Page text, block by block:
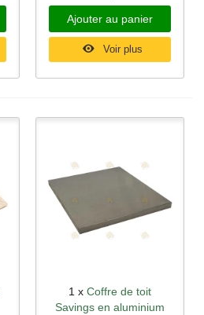
Ajouter au panier
Voir plus
1 x Coffre de toit
Savings en aluminium